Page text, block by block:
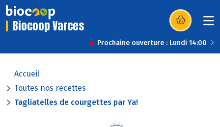
Biocoop Varces (s’ouvre dans
Prochaine ouverture : Lundi 14:00
Accueil
Toutes nos recettes
Tagliatelles de courgettes par Ya!